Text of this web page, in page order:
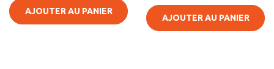
AJOUTER AU PANIER
AJOUTER AU PANIER